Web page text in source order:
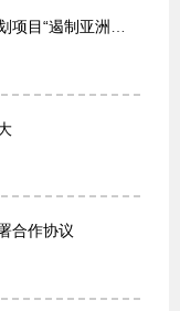
联合国海洋科学十年行动计划项目“遏制亚洲河流塑料垃圾向海洋排放”国际研讨会在华东师大海南研究院举办
合作协议